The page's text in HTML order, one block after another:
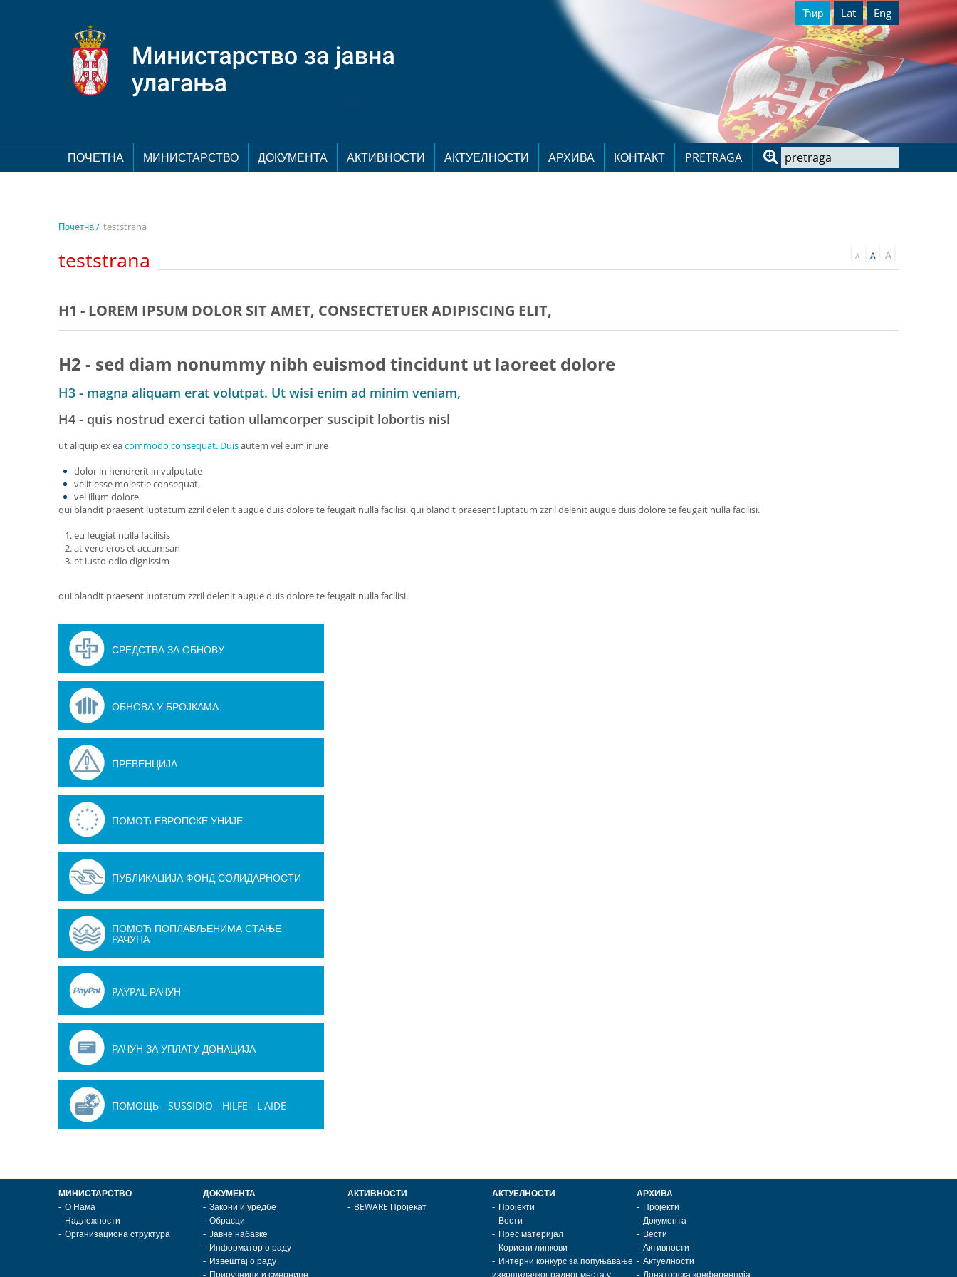
Ћир Lat Eng
ПОЧЕТНА МИНИСТАРСТВО ДОКУМЕНТА АКТИВНОСТИ АКТУЕЛНОСТИ АРХИВА КОНТАКТ PRETRAGA
Почетна / teststrana
teststrana
H1 - LOREM IPSUM DOLOR SIT AMET, CONSECTETUER ADIPISCING ELIT,
H2 - sed diam nonummy nibh euismod tincidunt ut laoreet dolore
H3 - magna aliquam erat volutpat. Ut wisi enim ad minim veniam,
H4 - quis nostrud exerci tation ullamcorper suscipit lobortis nisl
ut aliquip ex eacommodo consequat. Duisautem vel eum iriure
dolor in hendrerit in vulputate
velit esse molestie consequat,
vel illum dolore
qui blandit praesent luptatum zzril delenit augue duis dolore te feugait nulla facilisi. qui blandit praesent luptatum zzril delenit augue duis dolore te feugait nulla facilisi.
eu feugiat nulla facilisis
at vero eros et accumsan
et iusto odio dignissim
qui blandit praesent luptatum zzril delenit augue duis dolore te feugait nulla facilisi.
СРЕДСТВА ЗА ОБНОВУ
ОБНОВА У БРОЈКАМА
ПРЕВЕНЦИЈА
ПОМОЋ ЕВРОПСКЕ УНИЈЕ
ПУБЛИКАЦИЈА ФОНД СОЛИДАРНОСТИ
ПОМОЋ ПОПЛАВЉЕНИМА СТАЊЕ
РАЧУНА
PAYPAL РАЧУН
РАЧУН ЗА УПЛАТУ ДОНАЦИЈА
ПОМОЩЬ - SUSSIDIO - HILFE - L'AIDE
МИНИСТАРСТВО
О Нама
Надлежности
Организациона структура
ДОКУМЕНТА
Закони и уредбе
Обрасци
Јавне набавке
Информатор о раду
Извештај о раду
Приручници и смернице
АКТИВНОСТИ
BEWARE Пројекат
АКТУЕЛНОСТИ
Пројекти
Вести
Прес материјал
Корисни линкови
Интерни конкурс за попуњавање
извршилачког радног места у
АРХИВА
Пројекти
Документа
Вести
Активности
Актуелности
Донаторска конференција